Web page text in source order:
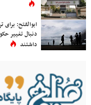
ابوالفتح:
دنبال تغییر
داشتند